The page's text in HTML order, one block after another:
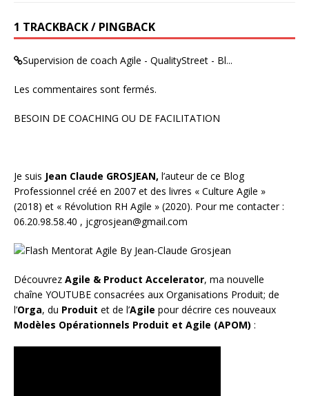
1 TRACKBACK / PINGBACK
Supervision de coach Agile - QualityStreet - Bl...
Les commentaires sont fermés.
BESOIN DE COACHING OU DE FACILITATION
Je suis Jean Claude GROSJEAN, l’auteur de ce Blog
Professionnel créé en 2007 et des livres « Culture Agile »
(2018) et « Révolution RH Agile » (2020). Pour me contacter :
06.20.98.58.40 , jcgrosjean@gmail.com
Découvrez Agile & Product Accelerator, ma nouvelle
chaîne YOUTUBE consacrées aux Organisations Produit; de
l’Orga, du Produit et de l’Agile pour décrire ces nouveaux
Modèles Opérationnels Produit et Agile (APOM) :